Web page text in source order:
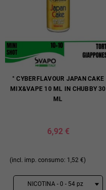
° CYBERFLAVOUR JAPAN CAKE
MIX&VAPE 10 ML IN CHUBBY 30
ML
6,92 €
(incl. imp. consumo: 1,52 €)